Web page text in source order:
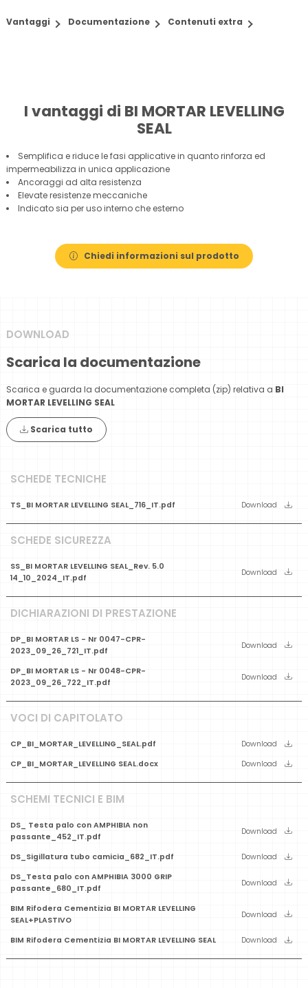
Vantaggi Documentazione Contenuti extra
I vantaggi di BI MORTAR LEVELLING
SEAL
Semplifica e riduce le fasi applicative in quanto rinforza ed
impermeabilizza in unica applicazione
Ancoraggi ad alta resistenza
Elevate resistenze meccaniche
Indicato sia per uso interno che esterno
Chiedi informazioni sul prodotto
DOWNLOAD
Scarica la documentazione
Scarica e guarda la documentazione completa (zip) relativa a BI
MORTAR LEVELLING SEAL
Scarica tutto
SCHEDE TECNICHE
TS_BI MORTAR LEVELLING SEAL_716_IT.pdf Download
SCHEDE SICUREZZA
SS_BI MORTAR LEVELLING SEAL_Rev. 5.0
14_10_2024_IT.pdf
Download
DICHIARAZIONI DI PRESTAZIONE
DP_BI MORTAR LS - Nr 0047-CPR-
2023_09_26_721_IT.pdf
Download
DP_BI MORTAR LS - Nr 0048-CPR-
2023_09_26_722_IT.pdf
Download
VOCI DI CAPITOLATO
CP_BI_MORTAR_LEVELLING_SEAL.pdf
Download
CP_BI_MORTAR_LEVELLING SEAL.docx
Download
SCHEMI TECNICI E BIM
DS_ Testa palo con AMPHIBIA non
passante_452_IT.pdf
Download
DS_Sigillatura tubo camicia_682_IT.pdf
Download
DS_Testa palo con AMPHIBIA 3000 GRIP
passante_680_IT.pdf
Download
BIM Rifodera Cementizia BI MORTAR LEVELLING
SEAL+PLASTIVO
Download
BIM Rifodera Cementizia BI MORTAR LEVELLING SEAL Download